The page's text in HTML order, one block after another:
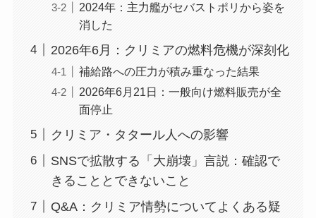
2024年：主力艦がセバストポリから姿を
消した
2026年6月：クリミアの燃料危機が深刻化
補給路への圧力が積み重なった結果
2026年6月21日：一般向け燃料販売が全
面停止
クリミア・タタール人への影響
SNSで拡散する「大崩壊」言説：確認で
きることとできないこと
Q&A：クリミア情勢についてよくある疑